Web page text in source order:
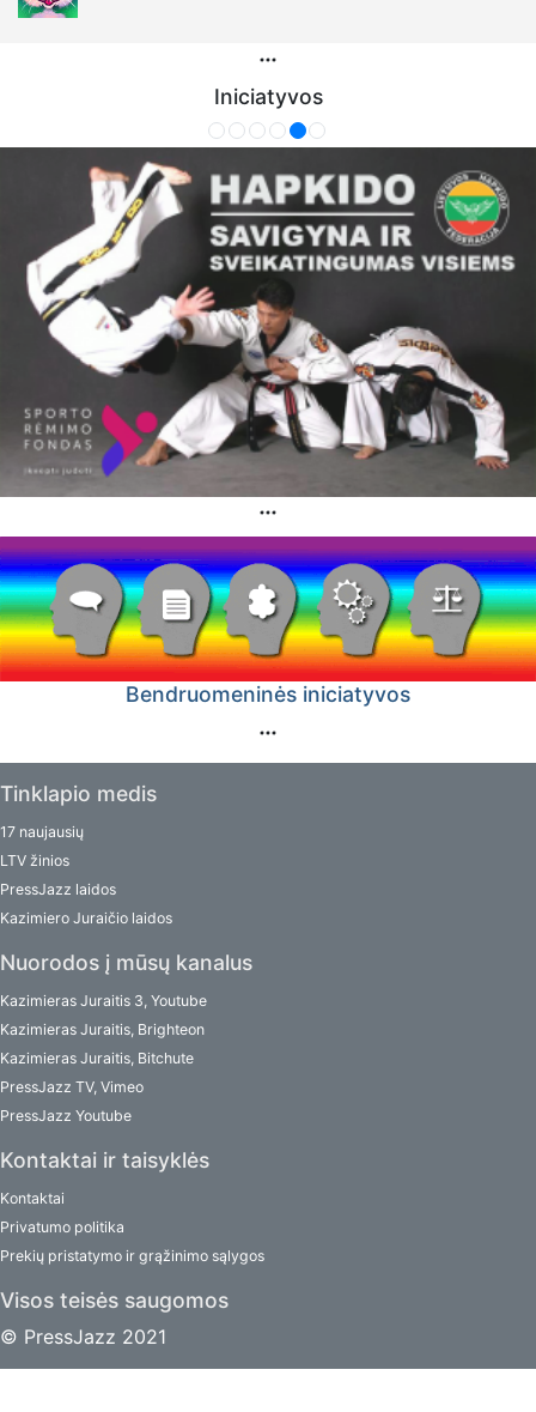
Iniciatyvos
Bendruomeninės iniciatyvos
Tinklapio medis
17 naujausių
LTV žinios
PressJazz laidos
Kazimiero Juraičio laidos
Nuorodos į mūsų kanalus
Kazimieras Juraitis 3, Youtube
Kazimieras Juraitis, Brighteon
Kazimieras Juraitis, Bitchute
PressJazz TV, Vimeo
PressJazz Youtube
Kontaktai ir taisyklės
Kontaktai
Privatumo politika
Prekių pristatymo ir grąžinimo sąlygos
Visos teisės saugomos
© PressJazz 2021